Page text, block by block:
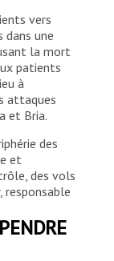
vers
dans une
la mort
patients
à
attaques
et Bria.
des
et
des vols
responsable